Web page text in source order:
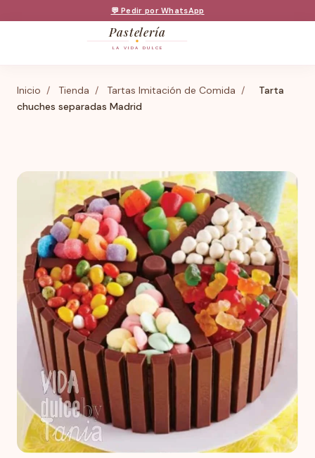
💬 Pedir por WhatsApp
Pastelería
LA VIDA DULCE
Inicio / Tienda / Tartas Imitación de Comida /
Tarta
chuches separadas Madrid